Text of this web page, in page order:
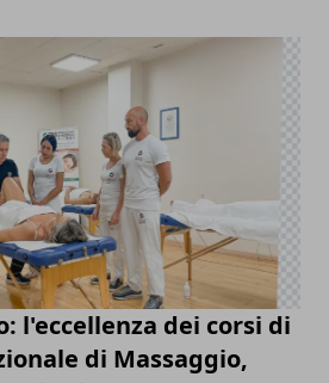
l'eccellenza dei corsi di
di Massaggio,